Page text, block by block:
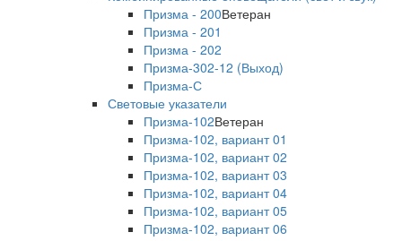
Призма - 200Ветеран
Призма - 201
Призма - 202
Призма-302-12 (Выход)
Призма-С
Световые указатели
Призма-102Ветеран
Призма-102, вариант 01
Призма-102, вариант 02
Призма-102, вариант 03
Призма-102, вариант 04
Призма-102, вариант 05
Призма-102, вариант 06